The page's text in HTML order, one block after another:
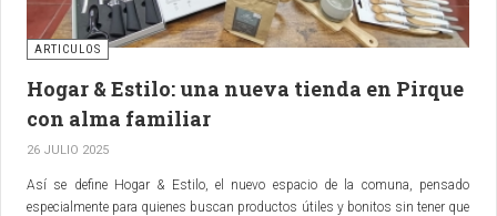
ARTICULOS
Hogar & Estilo: una nueva tienda en Pirque
con alma familiar
26 JULIO 2025
Así se define Hogar & Estilo, el nuevo espacio de la comuna, pensado
especialmente para quienes buscan productos útiles y bonitos sin tener que